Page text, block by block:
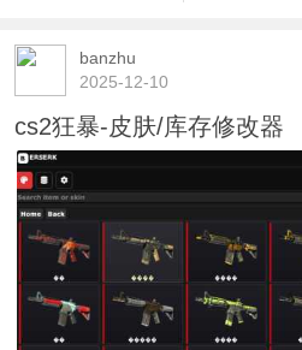
banzhu
2025-12-10
cs2狂暴-皮肤/库存修改器